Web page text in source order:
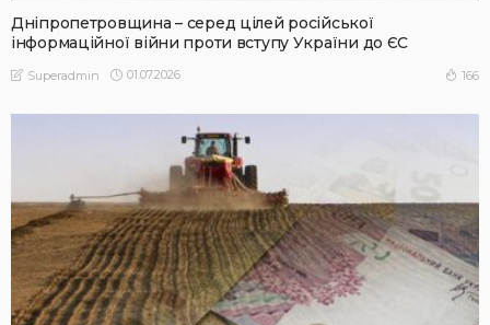
Дніпропетровщина – серед цілей російської
інформаційної війни проти вступу України до ЄС
Superadmin 01.07.2026 166